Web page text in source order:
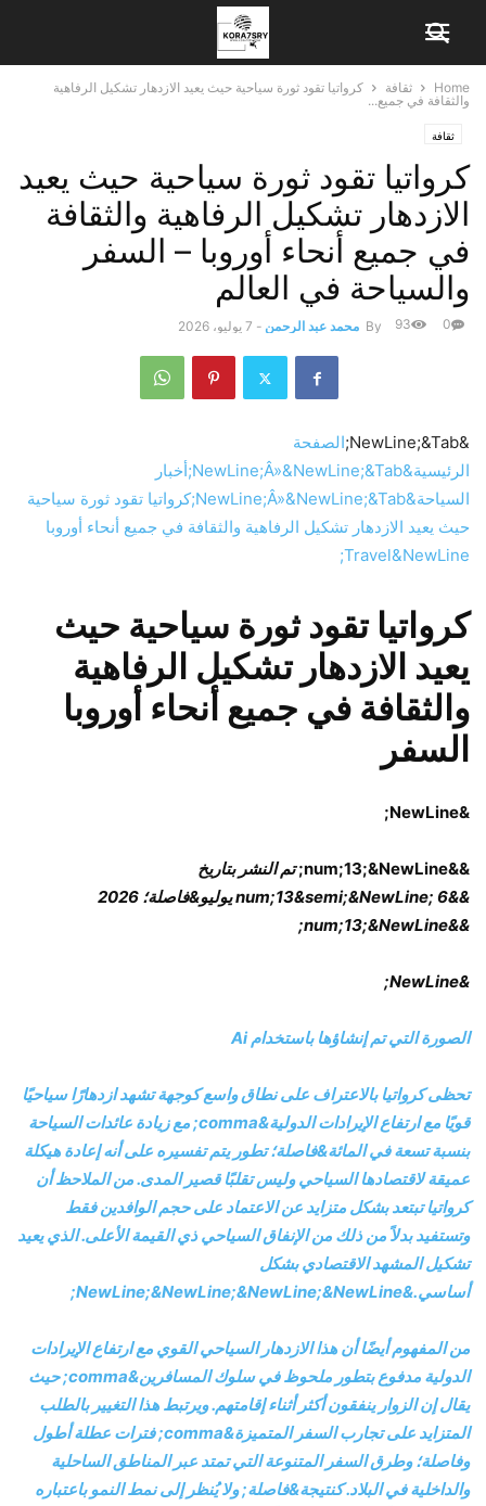
Home ثقافة
كرواتيا تقود ثورة سياحية حيث يعيد الازدهار تشكيل الرفاهية
والثقافة في جميع...
ثقافة
كرواتيا تقود ثورة سياحية حيث يعيد
الازدهار تشكيل الرفاهية والثقافة
في جميع أنحاء أوروبا – السفر
والسياحة في العالم
By محمد عبد الرحمن - 7 يوليو، 2026 0
93
&NewLine;&Tab;
الصفحة
الرئيسية&NewLine;
Â»&NewLine;&Tab;
أخبار
السياحة&NewLine;
Â»
&NewLine;&Tab;كرواتيا تقود ثورة سياحية
حيث يعيد الازدهار تشكيل الرفاهية والثقافة في جميع أنحاء أوروبا
Travel&NewLine;
كرواتيا تقود ثورة سياحية حيث
يعيد الازدهار تشكيل الرفاهية
والثقافة في جميع أنحاء أوروبا
السفر
&NewLine;
&&num;13;&NewLine;
تم النشر بتاريخ
&&num;13&semi;&NewLine; 6 يوليو&فاصلة؛ 2026
&&num;13;&NewLine;
&NewLine;
الصورة التي تم إنشاؤها باستخدام Ai
تحظى كرواتيا بالاعتراف على نطاق واسع كوجهة تشهد ازدهارًا سياحيًا
قويًا مع ارتفاع الإيرادات الدولية&comma; مع زيادة عائدات السياحة
بنسبة تسعة في المائة&فاصلة؛ تطور يتم تفسيره على أنه إعادة هيكلة
عميقة لاقتصادها السياحي وليس تقلبًا قصير المدى. من الملاحظ أن
كرواتيا تبتعد بشكل متزايد عن الاعتماد على حجم الوافدين فقط
وتستفيد بدلاً من ذلك من الإنفاق السياحي ذي القيمة الأعلى. الذي يعيد
تشكيل المشهد الاقتصادي بشكل
أساسي.&NewLine;&NewLine;&NewLine;&NewLine;
من المفهوم أيضًا أن هذا الازدهار السياحي القوي مع ارتفاع الإيرادات
الدولية مدفوع بتطور ملحوظ في سلوك المسافرين&comma; حيث
يقال إن الزوار ينفقون أكثر أثناء إقامتهم. ويرتبط هذا التغيير بالطلب
المتزايد على تجارب السفر المتميزة&comma; فترات عطلة أطول
وفاصلة؛ وطرق السفر المتنوعة التي تمتد عبر المناطق الساحلية
والداخلية في البلاد. كنتيجة&فاصلة; ولا يُنظر إلى نمط النمو باعتباره